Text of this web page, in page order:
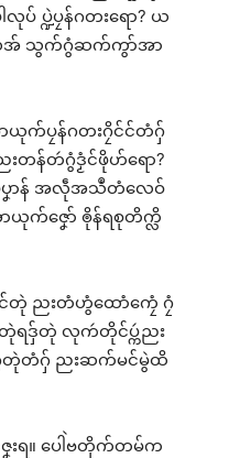
ပ္ဍဲပၠန်ဂတးရော? ယ
လအ် သွက်ဂွံဆက်ကွာ်အာ
ယုက်ပၠန်ဂတးဂၠိင်င်တံဂှ်
တန်တဴဂွံဒၟံင်ဖိုဟ်ရော?
ပၞာန် အလဵုအသဳတံလေဝ်
က်ဇၞော် ၜိုန်ရစုတိက္လိ
တုဲ ညးတံဟွံထောံကၠေံ ဂၠံ
တုဲရဒှ်တုဲ လုကဴတိုင်ပ္ကဴညး
ဂွံတုဲတံဂှ် ညးဆက်မင်မွဲထိ
ဇၞးရ။ ပေါဲဗတိုက်တမ်က